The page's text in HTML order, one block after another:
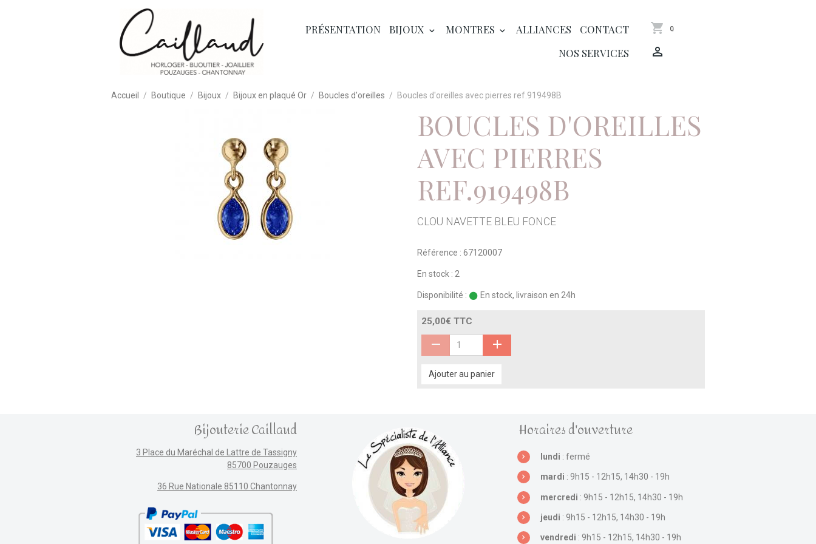
PRÉSENTATION BIJOUX MONTRES ALLIANCES
CONTACT
NOS SERVICES
0
Accueil Boutique Bijoux Bijoux en plaqué Or Boucles d'oreilles Boucles d'oreilles avec pierres ref.919498B
BOUCLES D'OREILLES
AVEC PIERRES
REF.919498B
CLOU NAVETTE BLEU FONCE
Référence : 67120007
En stock : 2
Disponibilité : En stock, livraison en 24h
25,00€ TTC
Ajouter au panier
Bijouterie Caillaud
3 Place du Maréchal de Lattre de Tassigny
85700 Pouzauges
36 Rue Nationale 85110 Chantonnay
Horaires d'ouverture
lundi : fermé
mardi : 9h15 - 12h15, 14h30 - 19h
mercredi : 9h15 - 12h15, 14h30 - 19h
jeudi : 9h15 - 12h15, 14h30 - 19h
vendredi : 9h15 - 12h15, 14h30 - 19h